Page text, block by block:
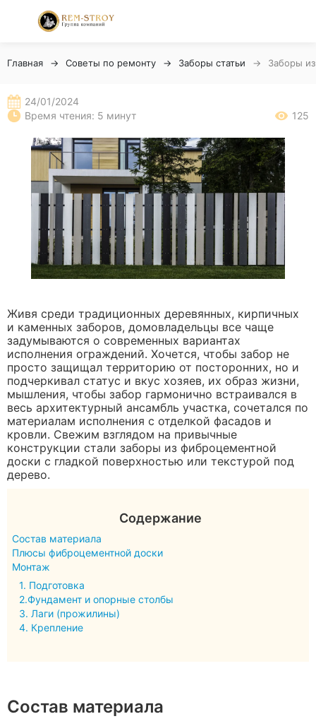
Главная Советы по ремонту Заборы статьи Заборы
24/01/2024
Время чтения: 5 минут
125
Живя среди традиционных деревянных, кирпичных
и каменных заборов, домовладельцы все чаще
задумываются о современных вариантах
исполнения ограждений. Хочется, чтобы забор не
просто защищал территорию от посторонних, но и
подчеркивал статус и вкус хозяев, их образ жизни,
мышления, чтобы забор гармонично встраивался в
весь архитектурный ансамбль участка, сочетался по
материалам исполнения с отделкой фасадов и
кровли. Свежим взглядом на привычные
конструкции стали заборы из фиброцементной
доски с гладкой поверхностью или текстурой под
дерево.
Содержание
Состав материала
Плюсы фиброцементной доски
Монтаж
1. Подготовка
2.Фундамент и опорные столбы
3. Лаги (прожилины)
4. Крепление
Состав материала